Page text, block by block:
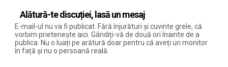
Alătură-te discuției, lasă un mesaj
E-mail-ul nu va fi publicat. Fără înjurături și cuvinte grele, că
vorbim prietenește aici. Gândiți-vă de două ori înainte de a
publica. Nu o luați pe arătură doar pentru că aveți un monitor
în față și nu o persoană reală.